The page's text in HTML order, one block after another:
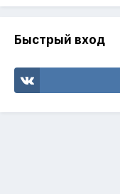
Быстрый вход